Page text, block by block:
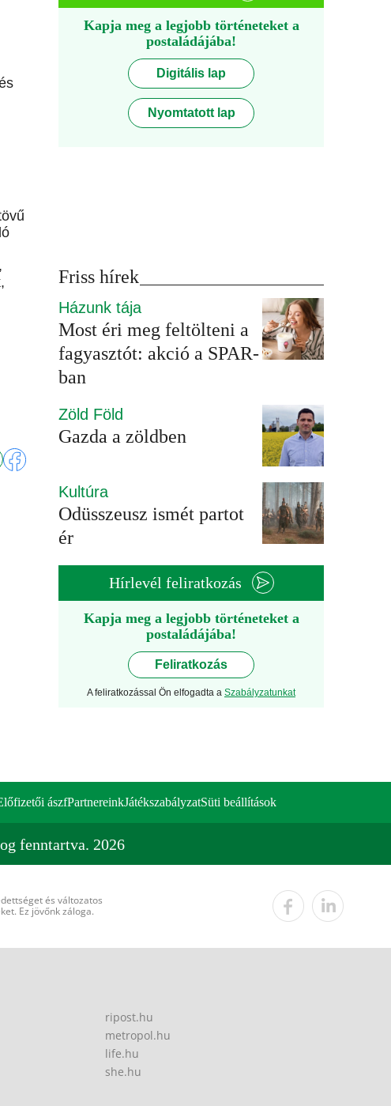
Kapja meg a legjobb történeteket a
postaládájába!
Digitális lap
Nyomtatott lap
Friss hírek
Házunk tája
Most éri meg feltölteni a
fagyasztót: akció a SPAR-
ban
Zöld Föld
Gazda a zöldben
Kultúra
Odüsszeusz ismét partot
ér
Hírlevél feliratkozás
Kapja meg a legjobb történeteket a
postaládájába!
Feliratkozás
A feliratkozással Ön elfogadta a Szabályzatunkat
ászfPartnereinkJátékszabályzatSüti beállítások
fenntartva. 2026
és változatos
Ez jövőnk záloga.
ripost.hu
metropol.hu
life.hu
she.hu